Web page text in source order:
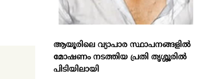
ആയൂരിലെ വ്യാപാര സ്ഥാപനങ്ങളിൽ
മോഷണം നടത്തിയ പ്രതി തൃശ്ശൂരിൽ
പിടിയിലായി